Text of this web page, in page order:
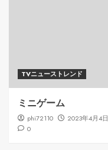
TVニューストレンド
ミニゲーム
phi72110
2023年4月4日
0